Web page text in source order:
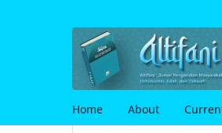
Home About